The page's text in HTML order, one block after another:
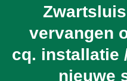
vervangen
cq. installatie
nieuwe